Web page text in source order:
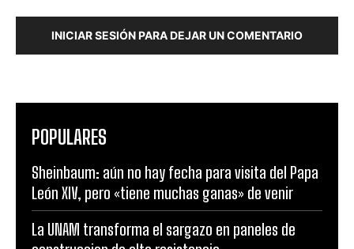
INICIAR SESIÓN PARA DEJAR UN COMENTARIO
POPULARES
Sheinbaum: aún no hay fecha para visita del Papa
León XIV, pero «tiene muchas ganas» de venir
La UNAM transforma el sargazo en paneles de